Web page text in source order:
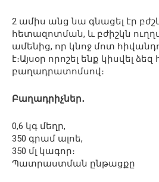
2 ամիս անց նա գնացել էր
հետազոտման, և բժիշկն
ամենից, որ կնոջ մոտ
է։Այսօր որոշել ենք կիսվել
բաղադրատոմսով։
Բաղադրիչներ․
0,6 կգ մեղր,
350 գրամ ալոե,
350 մլ կագոր։
Պատրաստման ընթացքը